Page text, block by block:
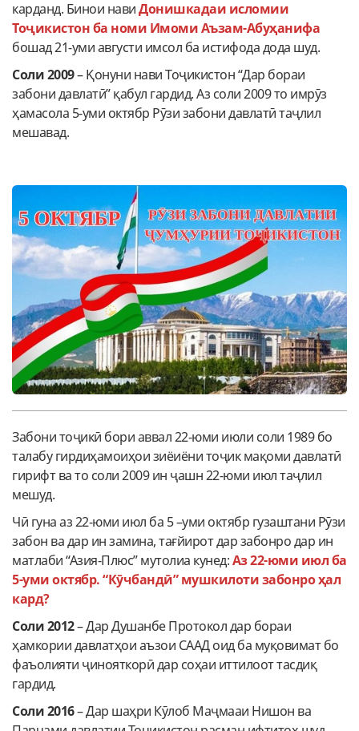
карданд. Бинои навиДонишкадаи исломии
Тоҷикистон ба номи Имоми Аъзам-Абуҳанифа
бошад 21-уми августи имсол ба истифода дода шуд.
Соли 2009– Қонуни нави Тоҷикистон “Дар бораи
забони давлатӣ” қабул гардид. Аз соли 2009 то имрӯз
ҳамасола 5-уми октябр Рӯзи забони давлатӣ таҷлил
мешавад.
Забони тоҷикӣ бори аввал 22-юми июли соли 1989 бо
талабу гирдиҳамоиҳои зиёиёни тоҷик мақоми давлатӣ
гирифт ва то соли 2009 ин ҷашн 22-юми июл таҷлил
мешуд.
Чӣ гуна аз 22-юми июл ба 5 –уми октябр гузаштани Рӯзи
забон ва дар ин замина, тағйирот дар забонро дар ин
матлаби “Азия-Плюс” мутолиа кунед:Аз 22-юми июл ба
5-уми октябр. “Кӯчбандӣ” мушкилоти забонро ҳал
кард?
Соли 2012– Дар Душанбе Протокол дар бораи
ҳамкории давлатҳои аъзои СААД оид ба муқовимат бо
фаъолияти ҷинояткорӣ дар соҳаи иттилоот тасдиқ
гардид.
Соли 2016– Дар шаҳри Кӯлоб Маҷмааи Нишон ва